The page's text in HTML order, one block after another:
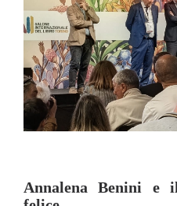
Annalena Benini e